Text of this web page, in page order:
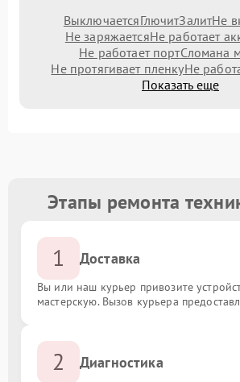
ВыключаетсяГлючитЗалитНе
Не заряжаетсяНе работает
Не работает портСломана
Не протягивает пленкуНе
Показать еще
Этапы ремонта
1 Доставка
Вы или наш курьер привозите
мастерскую. Вызов курьера
2 Диагностика